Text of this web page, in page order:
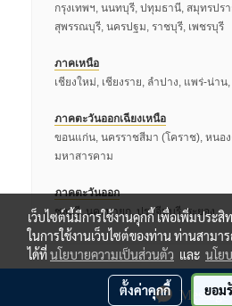
กรุงเทพฯ, นนทบุรี, ปทุมธานี, สมุทรปรา
สุพรรณบุรี, นครปฐม, ราชบุรี, เพชรบุรี
ภาคเหนือ
เชียงใหม่, เชียงราย, ลำปาง, แพร่-น่า
ภาคตะวันออกเฉียงเหนือ
ขอนแก่น, นครราชสีมา (โคราช), หนอง
มหาสารคาม
ภาคตะวันออก
ชลบุรี, นครนายก, ปราจีนบุรี, ระยอง
เว็บไซต์นี้มีการใช้งานคุกกี้ เพื่อเพิ่มปร
ในการใช้งานเว็บไซต์ของท่าน ท่านสามา
ได้ที่นโยบายความเป็นส่วนตัว และ นโย
ตั้งค่าคุกกี้ ยอม